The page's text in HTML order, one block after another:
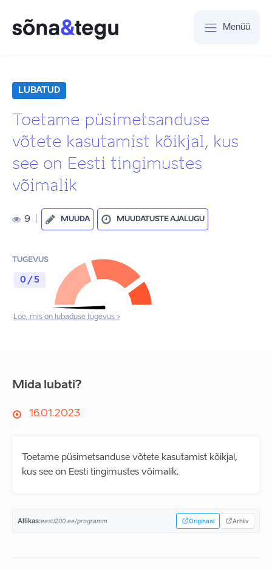
Menüü
LUBATUD
Toetame püsimetsanduse
võtete kasutamist kõikjal, kus
see on Eesti tingimustes
võimalik
9 MUUDA MUUDATUSTE AJALUGU
TUGEVUS
0 / 5
Loe, mis on lubaduse tugevus >
Mida lubati?
16.01.2023
Toetame püsimetsanduse võtete kasutamist kõikjal,
kus see on Eesti tingimustes võimalik.
Allikas:eesti200.ee/programm Originaal Arhiiv